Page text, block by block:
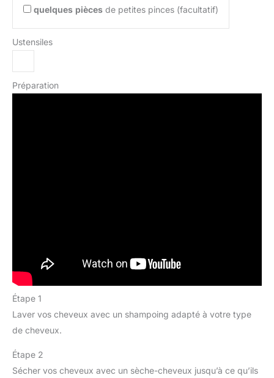
quelques pièces de petites pinces (facultatif)
Ustensiles
Préparation
Étape 1
Laver vos cheveux avec un shampoing adapté à votre type
de cheveux.
Étape 2
Sécher vos cheveux avec un sèche-cheveux jusqu’à ce qu’ils